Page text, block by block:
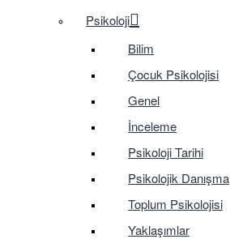
Psikoloji
Bilim
Çocuk Psikolojisi
Genel
İnceleme
Psikoloji Tarihi
Psikolojik Danışma
Toplum Psikolojisi
Yaklaşımlar